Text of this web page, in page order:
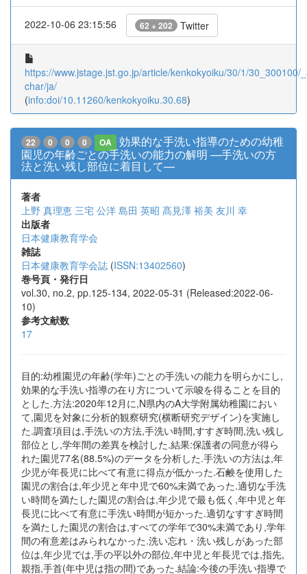
2022-10-06 23:15:56 62 + 202 Twitter
https://www.jstage.jst.go.jp/article/kenkokyoiku/30/1/30_300100/
char/ja/
(info:doi/10.11260/kenkokyoiku.30.68)
22 0 0 0 OA
効果的な手洗い指導のための幼稚
園児の年齢ごとの手洗いの能力の解明 —手洗いの方
法と洗い残し部位に着目して—
著者
上野 真理恵 三宅 公洋 島田 英昭 髙見澤 裕美 友川 幸
出版者
日本健康教育学会
雑誌
日本健康教育学会誌 (ISSN:13402560)
巻号頁・発行日
vol.30, no.2, pp.125-134, 2022-05-31 (Released:2022-06-
10)
参考文献数
17
目的:幼稚園児の年齢(学年)ごとの手洗いの能力を明らかにし,
効果的な手洗い指導の在り方について示唆を得ることを目的
とした.方法:2020年12月に,N県内のA大学附属幼稚園におい
て,園児を対象に分析的観察研究(横断研究デザイン)を実施し
た.調査項目は,手洗いの方法,手洗い時間,すすぎ時間,洗い残し
部位とし,学年間の差異を検討した.結果:保護者の同意が得ら
れた園児77名(88.5%)のデータを分析した.手洗いの方法は,年
少児が年長児に比べて有意に得点が低かった.石鹸を使用した
園児の割合は,年少児と年中児で60%未満であった.適切な手洗
い時間を満たした園児の割合は,年少児で最も低く,年中児と年
長児に比べて有意に手洗い時間が短かった.適切なすすぎ時間
を満たした園児の割合は,すべての学年で30%未満であり,学年
間の有意差はみられなかった.洗い忘れ・洗い残しがあった部
位は,年少児では,手の平以外の部位,年中児と年長児では,指先,
親指,手首(年中児は指の間)であった.結論:今後の手洗い指導で